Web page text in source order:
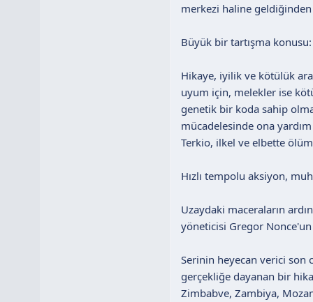
merkezi haline
Büyük bir tartışma
Hikaye, iyilik ve kötülük
uyum için, melekler ise
genetik bir koda sahip
mücadelesinde ona
Terkio, ilkel ve elbette
Hızlı tempolu aksiyon,
Uzaydaki maceraların
yöneticisi Gregor Nonce'un
Serinin heyecan verici son
gerçekliğe dayanan bir
Zimbabve, Zambiya,